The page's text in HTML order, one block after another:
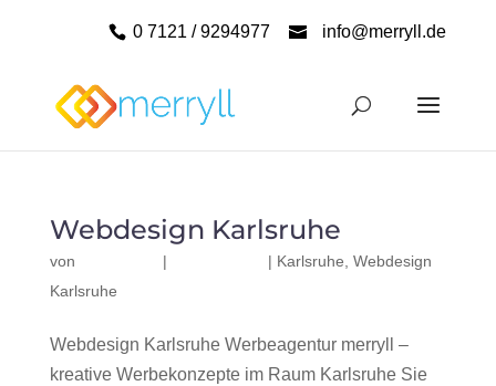
0 7121 / 9294977 info@merryll.de
Webdesign Karlsruhe
von | | Karlsruhe Webdesign
Karlsruhe
Webdesign Karlsruhe Werbeagentur merryll –
kreative Werbekonzepte im Raum Karlsruhe Sie